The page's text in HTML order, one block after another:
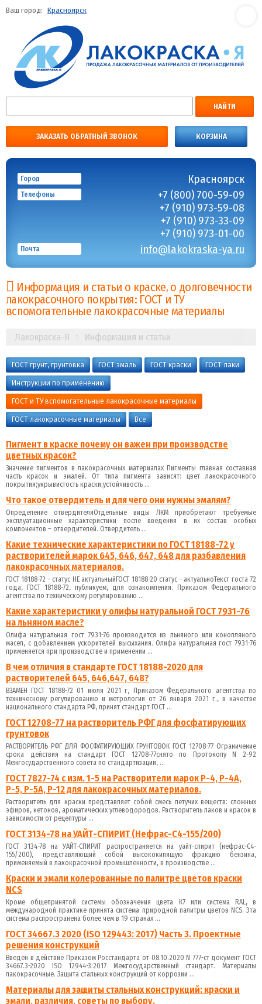
Ваш город: Красноярск
НАЙТИ
ЗАКАЗАТЬ ОБРАТНЫЙ ЗВОНОК КОРЗИНА
Город Красноярск
Телефоны
+7 (800) 700-59-09
+7 (910) 973-59-08
+7 (910) 973-33-09
+7 (910) 973-01-00
Почта info@lakokraska-ya.ru
Информация и статьи о краске, о долговечности
лакокрасочного покрытия: ГОСТ и ТУ
вспомогательные лакокрасочные материалы
Лакокраска-Я Информация и статьи
ГОСТ грунт, грунтовка ГОСТ эмаль ГОСТ краски
ГОСТ лаки
Инструкции по применению
ГОСТ и ТУ вспомогательные лакокрасочные материалы
ГОСТ лакокрасочные материалы
Все
Пигмент в краске почему он важен при производстве
цветных красок?
Значение пигментов в лакокрасочных материалах Пигменты главная составная
часть красок и эмалей. От типа пигмента зависят: цвет лакокрасочного
покрытия;укрывистость краски;устойчивость ...
Что такое отвердитель и для чего они нужны эмалям?
Определение отвердителяОтдельные виды ЛКМ приобретают требуемые
эксплуатационные характеристики после введения в их состав особых
компонентов – отвердителей. Отвердитель ...
Какие технические характеристики по ГОСТ 18188-72 у
растворителей марок 645, 646, 647, 648 для разбавления
лакокрасочных материалов.
ГОСТ 18188-72 - статус НЕ актуальныйГОСТ 18188-20 статус - актуальноТекст госта 72
года, ГОСТ 18188-72, публикуем, для ознакомления. Приказом Федерального
агентства по техническому регулированию ...
Какие характеристики у олифы натуральной ГОСТ 7931-76
на льняном масле?
Олифа натуральная гост 7931-76 производится из льняного или конопляного
масел, с добавлением ускорителей высыхания. Олифа натуральная гост 7931-76
применяется при производстве и применении ...
В чем отличия в стандарте ГОСТ 18188-2020 для
растворителей 645, 646,647, 648?
ВЗАМЕН ГОСТ 18188-72 01 июля 2021 г, Приказом Федерального агентства по
техническому регулированию и метрологии от 26 января 2021 г., в качестве
национального стандарта РФ, принят стандарт ГОСТ ...
ГОСТ 12708-77 на растворитель РФГ для фосфатирующих
грунтовок
РАСТВОРИТЕЛЬ РФГ ДЛЯ ФОСФАТИРУЮЩИХ ГРУНТОВОК ГОСТ 12708-77 Ограничение
срока действия на стандарт ГОСТ 12708-77снято по Протоколу N 2-92
Межгосударственного совета по стандартизации, ...
ГОСТ 7827-74 с изм. 1-5 на Растворители марок Р-4, Р-4А,
Р-5, Р-5А, Р-12 для лакокрасочных материалов.
Растворитель для краски представляет собой смесь летучих веществ: сложных
эфиров, кетонов, ароматических углеводородов. Растворитель лаков и красок в
зависимости от рецептуры ...
ГОСТ 3134-78 на УАЙТ-СПИРИТ (Нефрас-С4-155/200)
ГОСТ 3134-78 на УАЙТ-СПИРИТ распространяется на уайт-спирит (нефрас-С4-
155/200), представляющий собой высококипящую фракцию бензина,
применяемый в лакокрасочной промышленности, в производстве ...
Краски и эмали колерованные по палитре цветов краски
NCS
Кроме общепринятой системы обозначения цвета К7 или система RAL, в
международной практике принята система природной палитры цветов NCS. Эта
система распространена более чем в 19 странах ...
ГОСТ 34667.3 2020 (ISO 129443: 2017) Часть 3. Проектные
решения конструкций
Введен в действие Приказом Росстандарта от 08.10.2020 N 777-ст документ ГОСТ
34667.3-2020 ISO 12944-3:2017 Межгосударственный стандарт. Материалы
лакокрасочные. Защита стальных конструкций от коррозии ...
Материалы для защиты стальных конструкций: краски и
эмали, различия, советы по выбору.